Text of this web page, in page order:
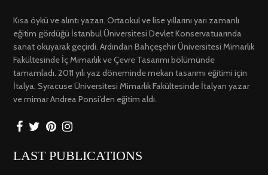
Kısa öykü ve alıntı yazarı. Ortaokul ve lise yıllarını yarı zamanlı
eğitim gördüğü İstanbul Üniversitesi Devlet Konservatuarında
sanat okuyarak geçirdi. Ardından Bahçeşehir Üniversitesi Mimarlık
Fakültesinde İç Mimarlık ve Çevre Tasarımı bölümünde
tamamladı. 2011 yılı yaz döneminde mekan tasarımı eğitimi için
İtalya, Syracuse Üniversitesi Mimarlık Fakültesinde İtalyan yazar
ve mimar Andrea Ponsi’den eğitim aldı.
LAST PUBLICATIONS